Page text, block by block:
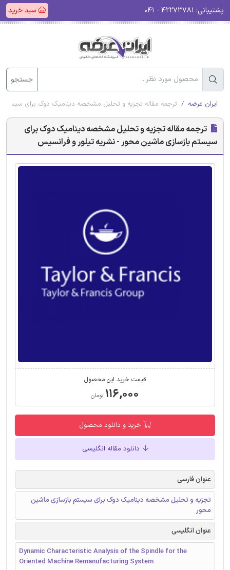
پشتیبانی: سبد خرید
جستجو
ایران عرضه ترجمه مقاله تجزیه و تحلیل مشخصه دینامیک دوک برای سیستم
ترجمه مقاله تجزیه و تحلیل مشخصه دینامیک دوک برای
سیستم بازسازی ماشین محور - نشریه تیلور و فرانسیس
قیمت خرید این محصول
۱۱۶,۰۰۰ تومان
خرید و دانلود محصول
دانلود مقاله انگلیسی
عنوان فارسی
تجزیه و تحلیل مشخصه دینامیک دوک برای سیستم بازسازی ماشین
محور
عنوان انگلیسی
Dynamic Characteristic Analysis of the Spindle for the
Oriented Machine Remanufacturing System